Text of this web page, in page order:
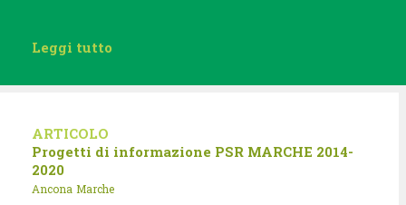
Leggi tutto
ARTICOLO
Progetti di informazione PSR MARCHE 2014-
2020
Ancona Marche